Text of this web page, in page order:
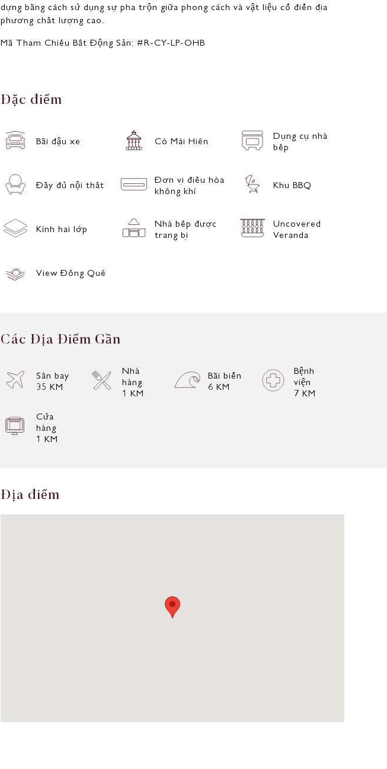
dựng bằng cách sử dụng sự pha trộn giữa phong cách và vật liệu cổ điển địa
phương chất lượng cao.
Mã Tham Chiếu Bất Động Sản: #R-CY-LP-OHB
Đặc điểm
Bãi đậu xe Có Mái Hiên
Dụng cụ nhà
bếp
Đầy đủ nội thất
Đơn vị điều hòa
không khí
Khu BBQ
Kính hai lớp
Nhà bếp được
trang bị
Uncovered
Veranda
View Đồng Quê
Các Địa Điểm Gần
Sân bay
35 KM
Nhà
hàng
1 KM
Bãi biển
6 KM
Bệnh
viện
7 KM
Cửa
hàng
1 KM
Địa điểm